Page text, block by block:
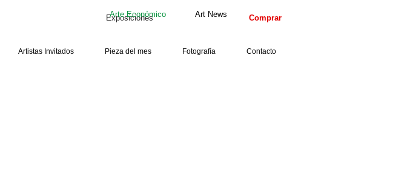
Exposiciones
Arte Económico Art News Comprar
Artistas Invitados Pieza del mes Fotografía Contacto